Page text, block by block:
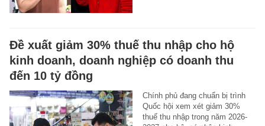
Đề xuất giảm 30% thuế thu nhập cho hộ
kinh doanh, doanh nghiệp có doanh thu
đến 10 tỷ đồng
Chính phủ đang chuẩn bị trình
Quốc hội xem xét giảm 30%
thuế thu nhập trong năm 2026-